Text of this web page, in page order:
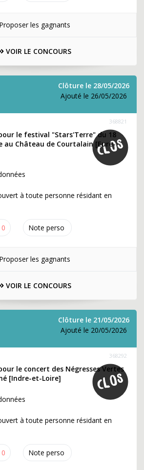
Proposer les gagnants
VOIR LE CONCOURS
Clôture le 28/05/2026
Ajouté le 26/05/2026
0 Note perso
368821
le festival "Stars'Terre" du 18
au Château de Courtalain [Eure-
à toute personne résidant en
Proposer les gagnants
VOIR LE CONCOURS
Clôture le 21/05/2026
Ajouté le 20/05/2026
0 Note perso
368292
le concert des Négresses Vertes
[Indre-et-Loire]
à toute personne résidant en